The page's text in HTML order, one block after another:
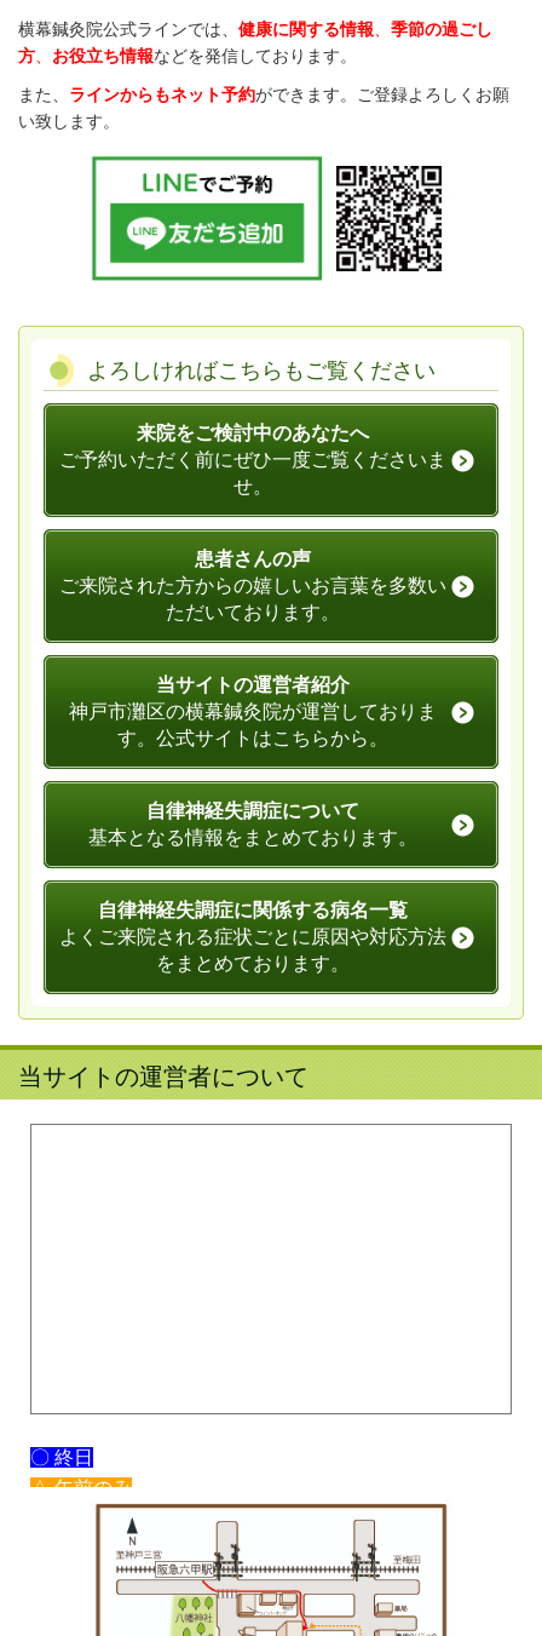
横幕鍼灸院公式ラインでは、 健康に関する情報
季節の過ごし
方
お役立ち情報などを発信しております。
また、 ラインからもネット予約ができます。ご登録よろしくお願
い致します。
よろしければこちらもご覧ください
来院をご検討中のあなたへ
ご予約いただく前にぜひ一度ご覧くださいま
せ。
患者さんの声
ご来院された方からの嬉しいお言葉を多数い
ただいております。
当サイトの運営者紹介
神戸市灘区の横幕鍼灸院が運営しておりま
す。公式サイトはこちらから。
自律神経失調症について
基本となる情報をまとめております。
自律神経失調症に関係する病名一覧
よくご来院される症状ごとに原因や対応方法
をまとめております。
当サイトの運営者について
〇 終日
△ 午前のみ